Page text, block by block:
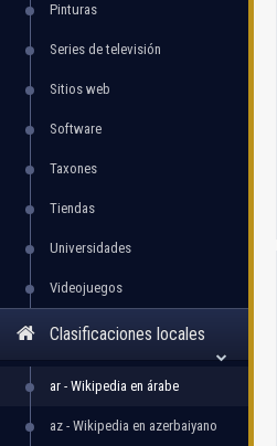
Pinturas
Series de televisión
Sitios web
Software
Taxones
Tiendas
Universidades
Videojuegos
Clasificaciones locales
ar - Wikipedia en árabe
az - Wikipedia en azerbaiyano